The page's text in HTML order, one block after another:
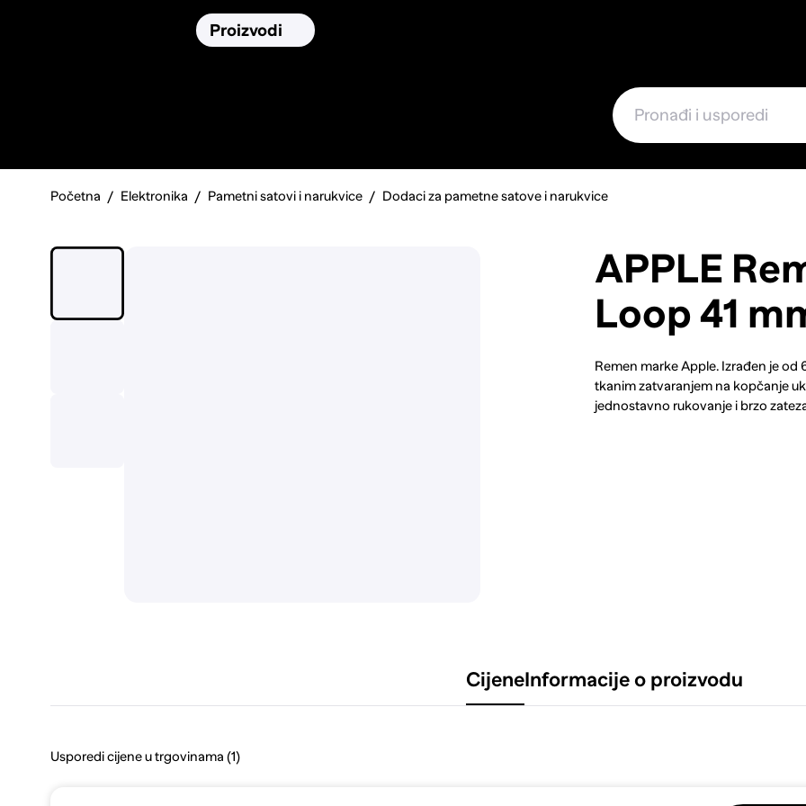
Proizvodi
Početna Elektronika Pametni satovi i narukvice Dodaci za pametne satove i narukvice
APPLE
Loop 41
Remen marke Apple. Izrađen je od
tkanim zatvaranjem na kopčanje
jednostavno rukovanje i brzo
CijeneInformacije o proizvodu
Usporedi cijene u trgovinama (1)